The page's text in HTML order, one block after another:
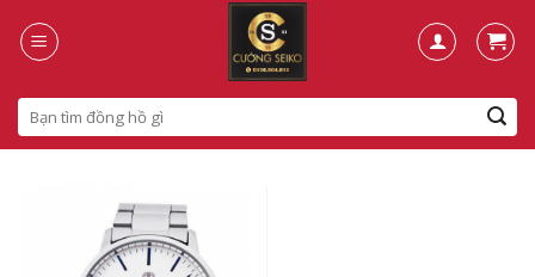
Search
for: